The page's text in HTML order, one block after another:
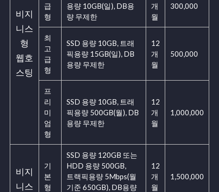
비지
니스
형
웹호
스팅
급
형
용량 10GB(일), DB용
량 무제한
개
월
300,000
최
고
급
형
SSD 용량 10GB, 트래
픽용량 15GB(일), DB
용량 무제한
12
개
월
500,000
프
리
미
엄
형
SSD 용량 10GB, 트래
픽용량 500GB(월), DB
용량 무제한
12
개
월
1,000,000
비지
니스
기
본
형
SSD 용량 120GB 또는
HDD 용량 500GB,
트랙픽용량 5Mbps(월
기준 650GB), DB용량
12
개
월
1,500,000